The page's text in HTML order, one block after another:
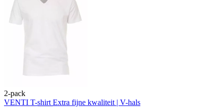
2-pack
VENTI T-shirt Extra fijne kwaliteit | V-hals